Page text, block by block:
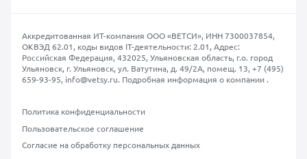
Аккредитованная ИТ-компания ООО «ВЕТСИ», ИНН 7300037854,
ОКВЭД 62.01, коды видов IT-деятельности: 2.01, Адрес:
Российская Федерация, 432025, Ульяновская область, г.о. город
Ульяновск, г. Ульяновск, ул. Ватутина, д. 49/2А, помещ. 13, +7 (495)
659-93-95, info@vetsy.ru. Подробная информация о компании.
Политика конфиденциальности
Пользовательское соглашение
Согласие на обработку персональных данных